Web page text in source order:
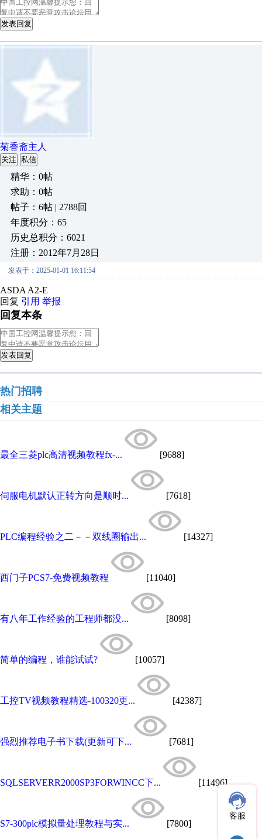
发表回复
菊香斋主人
关注 私信
精华：0帖
求助：0帖
帖子：6帖 | 2788回
年度积分：65
历史总积分：6021
注册：2012年7月28日
发表于：2025-01-01 16:11:54
ASDA A2-E
回复 引用 举报
回复本条
发表回复
热门招聘
相关主题
最全三菱plc高清视频教程fx-... [9688]
伺服电机默认正转方向是顺时... [7618]
PLC编程经验之二－－双线圈输出... [14327]
西门子PCS7-免费视频教程 [11040]
有八年工作经验的工程师都没... [8098]
简单的编程，谁能试试? [10057]
工控TV视频教程精选-100320更... [42387]
强烈推荐电子书下载(更新可下... [7681]
SQLSERVERR2000SP3FORWINCC下... [11496]
S7-300plc模拟量处理教程与实... [7800]
客服